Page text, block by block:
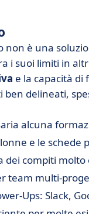
non è una
i suoi limiti in
e la capacità di
delineati,
alcuna
e le schede
dei compiti molto
team multi-
Ups: Slack,